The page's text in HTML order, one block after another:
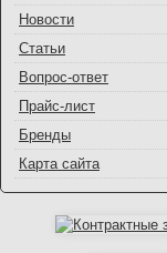
Новости
Статьи
Вопрос-ответ
Прайс-лист
Бренды
Карта сайта